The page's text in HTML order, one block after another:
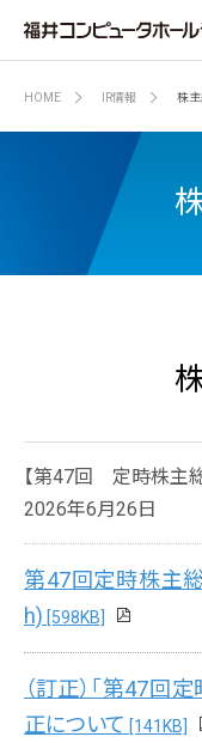
HOME IR情報 株
【第47回 定時株主総
2026年6月26日
第47回定時株主
h) [598KB]
（訂正）「第47回
正について [141KB]